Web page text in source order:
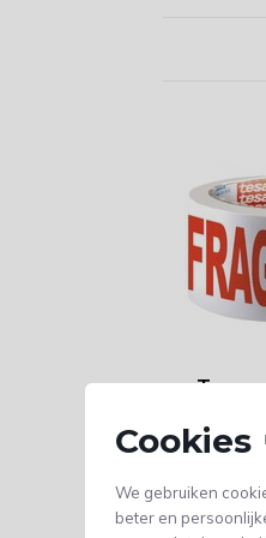
Cookies
We gebruiken
beter en
Tesa -
-
x 66 m